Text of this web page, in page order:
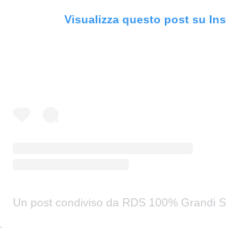
Visualizza questo post su